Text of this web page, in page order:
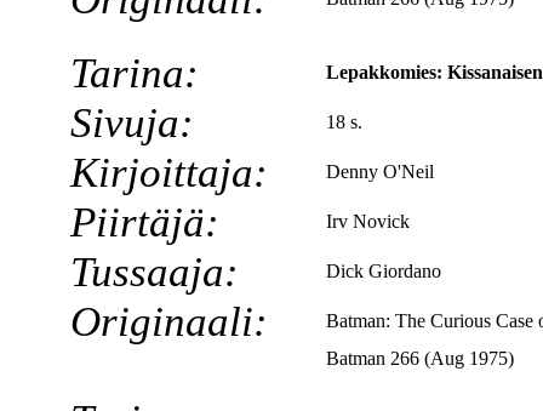
Tarina: Lepakkomies:
Sivuja: 18 s.
Kirjoittaja: Denny O'Neil
Piirtäjä: Irv Novick
Tussaaja: Dick Giordano
Originaali:
Batman: The Curious Case
Batman 266 (Aug 1975)